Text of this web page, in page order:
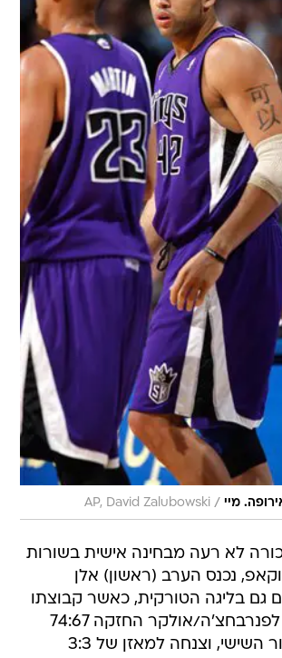
מיי /
AP, David Zalubowski
לא רעה מבחינה אישית בשורות
נכנס הערב (ראשון) אלן
גם בליגה הטורקית, כאשר קבוצתו
החדשה נכנעה לפנרבחצ'ה/אולקר החזקה 74:67
בפתיחת המחזור השישי, וצנחה למאזן של 3:3